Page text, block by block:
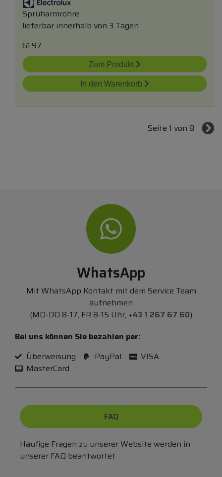
Sprüharmrohre
lieferbar innerhalb von 3 Tagen
61.97
Zum Produkt
In den Warenkorb
Seite 1 von 8
WhatsApp
Mit WhatsApp Kontakt mit dem Service Team
aufnehmen
(MO-DO 8-17, FR 8-15 Uhr, +43 1 267 67 60)
Bei uns können Sie bezahlen per:
Überweisung
PayPal
VISA
MasterCard
FAQ
Häufige Fragen zu unserer Website werden in
unserer FAQ beantwortet